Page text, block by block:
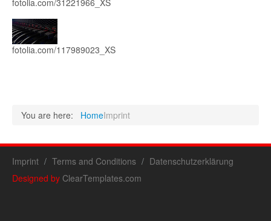
fotolia.com/31221966_XS
fotolia.com/117989023_XS
You are here: HomeImprint
Imprint Terms and Conditions
Datenschutzerklärung
Designed by ClearTemplates.com